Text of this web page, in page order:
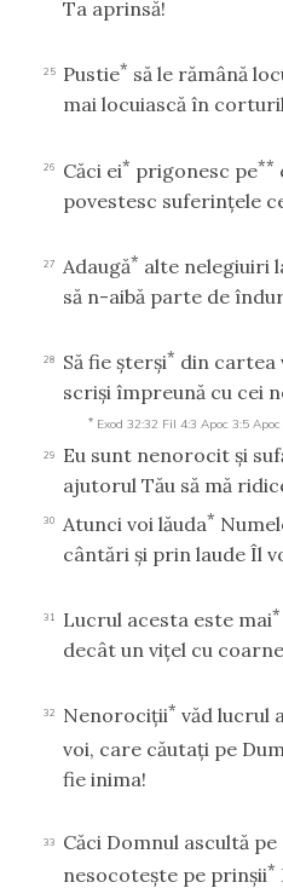
Ta aprinsă!
25 Pustie* să le rămână
mai locuiască în
26 Căci ei* prigonesc pe**
povestesc suferinţele
27 Adaugă* alte nelegiuiri
să n-aibă parte de
28 Să fie şterşi* din cartea
scrişi împreună cu cei
* Exod 32:32 Fil 4:3 Apoc 3:5 Apoc
29
Eu sunt nenorocit şi
ajutorul Tău să mă
30 Atunci voi lăuda*
cântări şi prin laude Îl
31 Lucrul acesta este mai*
decât un viţel cu
32 Nenorociţii* văd lucrul
voi, care căutaţi pe
fie inima!
33
Căci Domnul ascultă pe
nesocoteşte pe prinşii*